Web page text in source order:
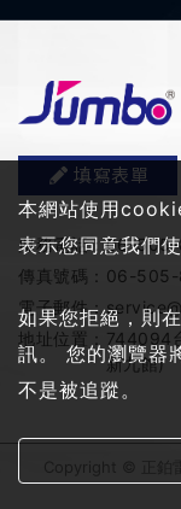
填寫表單
服務電話：06-
傳真號碼： 06-
電子郵件：
地址位置： 744094
新九館)
Copyright © 正鉑
本網站使用
表示您同意我們
如果您拒絕，則
訊。 您的瀏覽器
不是被追蹤。